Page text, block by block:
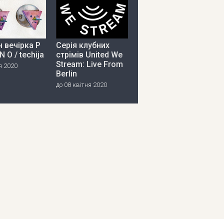
вечірка P
O / techija
2020
Серія клубних
стрімів United We
Stream: Live From
Berlin
до 08 квітня 2020